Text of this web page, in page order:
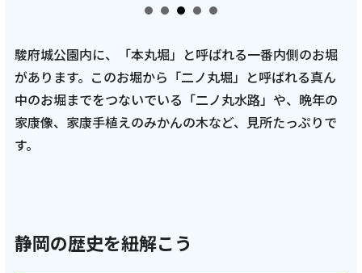
駿府城公園内に、「本丸堀」と呼ばれる一番内側のお堀
があります。このお堀から「二ノ丸堀」と呼ばれる真ん
中のお堀までをつないでいる「二ノ丸水路」や、晩年の
家康像、家康手植えのみかんの木など、見所たっぷりで
す。
静岡の歴史を紐解こう